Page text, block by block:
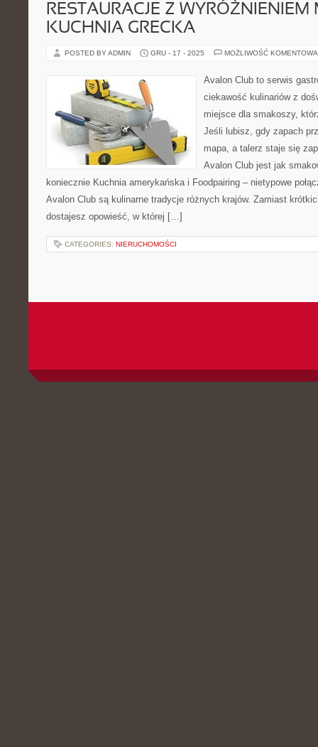
RESTAURACJE Z WYRÓŻNIENIEM
KUCHNIA GRECKA
POSTED BY ADMIN GRU - 17 - 2025 MOŻLIWOŚĆ
Avalon Club to serwis
ciekawość kulinariów z
miejsce dla smakoszy,
Jeśli lubisz, gdy zapach
mapa, a talerz staje się
Avalon Club jest jak
koniecznie Kuchnia amerykańska i Foodpairing – nietypowe
Avalon Club są kulinarne tradycje różnych krajów. Zamiast
dostajesz opowieść, w której […]
CATEGORIES: NIERUCHOMOŚCI